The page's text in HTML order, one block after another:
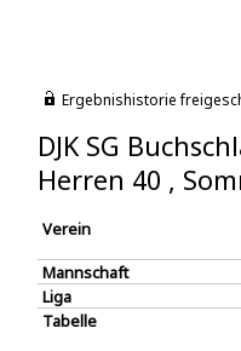
Ergebnishistorie
DJK SG
Herren 40 ,
Verein
Mannschaft
Liga
Tabelle